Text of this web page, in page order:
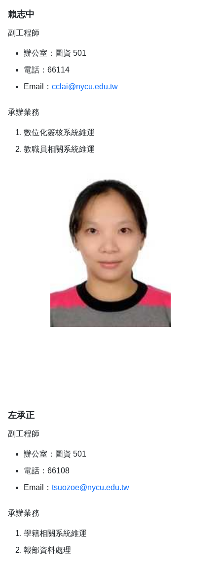
賴志中
副工程師
辦公室：圖資 501
電話：66114
Email： cclai@nycu.edu.tw
承辦業務
數位化簽核系統維運
教職員相關系統維運
左承正
副工程師
辦公室：圖資 501
電話：66108
Email： tsuozoe@nycu.edu.tw
承辦業務
學籍相關系統維運
報部資料處理